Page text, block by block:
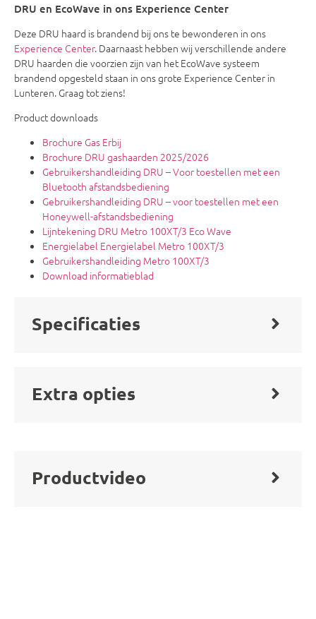
DRU en EcoWave in ons Experience Center
Deze DRU haard is brandend bij ons te bewonderen in ons
Experience Center. Daarnaast hebben wij verschillende andere
DRU haarden die voorzien zijn van het EcoWave systeem
brandend opgesteld staan in ons grote Experience Center in
Lunteren. Graag tot ziens!
Product downloads
Brochure Gas Erbij
Brochure DRU gashaarden 2025/2026
Gebruikershandleiding DRU – Voor toestellen met een
Bluetooth afstandsbediening
Gebruikershandleiding DRU – voor toestellen met een
Honeywell-afstandsbediening
Lijntekening DRU Metro 100XT/3 Eco Wave
Energielabel Energielabel Metro 100XT/3
Gebruikershandleiding Metro 100XT/3
Download informatieblad
Specificaties
Extra opties
Productvideo